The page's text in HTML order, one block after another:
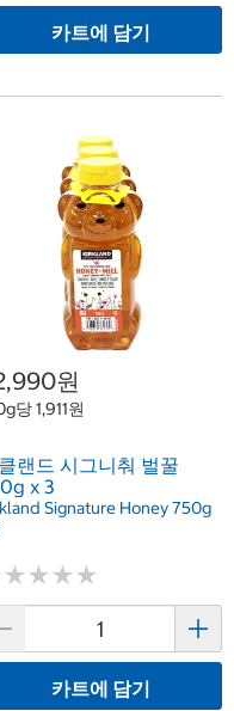
카트에 담기
원
당 1,911원
랜드 시그니춰 벌꿀
x 3
Signature Honey 750g
★★★★
★★★★
카트에 담기